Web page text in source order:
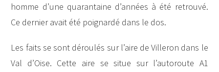
homme d’une quarantaine d’années à été retrouvé.
Ce dernier avait été poignardé dans le dos.
Les faits se sont déroulés sur l’aire de Villeron dans le
Val d’Oise. Cette aire se situe sur l’autoroute A1